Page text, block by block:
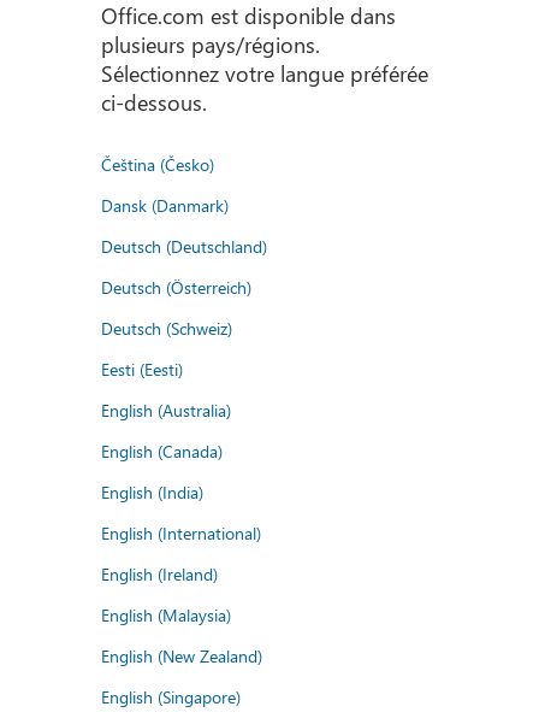
Office.com est disponible dans
plusieurs pays/régions.
Sélectionnez votre langue préférée
ci-dessous.
Čeština (Česko)
Dansk (Danmark)
Deutsch (Deutschland)
Deutsch (Österreich)
Deutsch (Schweiz)
Eesti (Eesti)
English (Australia)
English (Canada)
English (India)
English (International)
English (Ireland)
English (Malaysia)
English (New Zealand)
English (Singapore)